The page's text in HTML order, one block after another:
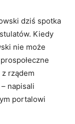
dziś spotka
Kiedy
nie może
rządem
napisali
portalowi